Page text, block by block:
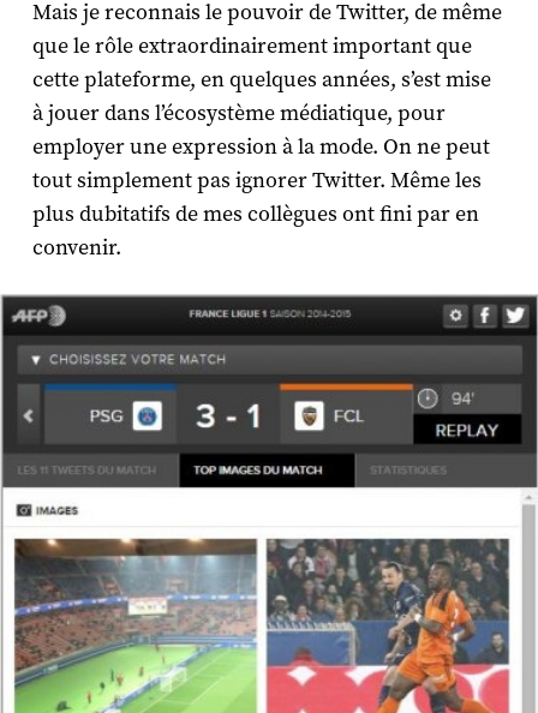
Mais je reconnais le pouvoir de Twitter, de même
que le rôle extraordinairement important que
cette plateforme, en quelques années, s’est mise
à jouer dans l’écosystème médiatique, pour
employer une expression à la mode. On ne peut
tout simplement pas ignorer Twitter. Même les
plus dubitatifs de mes collègues ont fini par en
convenir.